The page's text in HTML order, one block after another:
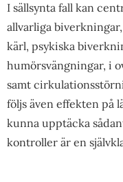
I sällsynta fall kan
allvarliga
kärl, psykiska
humörsvängningar, i
samt
följs även effekten på
kunna upptäcka
kontroller är en